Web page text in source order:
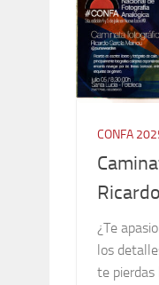
CONFA
¿Te
los
te